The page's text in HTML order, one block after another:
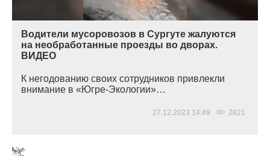
Водители мусоровозов в Сургуте жалуются
на необработанные проезды во дворах.
ВИДЕО
К негодованию своих сотрудников привлекли
внимание в «Югре-Экологии»…
27.12.2023 14:49 2821